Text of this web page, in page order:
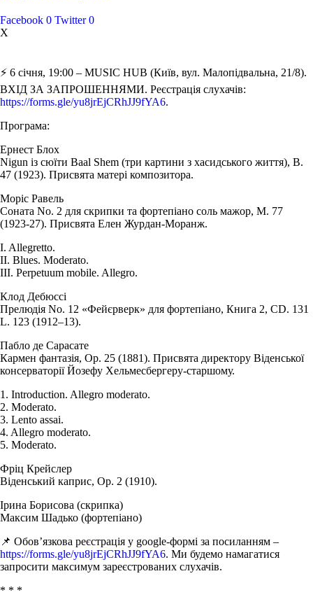
Facebook 0 Twitter 0
X
⚡️ 6 січня, 19:00 – MUSIC HUB (Київ, вул. Малопідвальна, 21/8).
ВХІД ЗА ЗАПРОШЕННЯМИ. Реєстрація слухачів:
https://forms.gle/yu8jrEjCRhJJ9fYA6.
Програма:
Ернест Блох
Nigun із сюїти Baal Shem (три картини з хасидського життя), B.
47 (1923). Присвята матері композитора.
Моріс Равель
Соната No. 2 для скрипки та фортепіано соль мажор, M. 77
(1923-27). Присвята Елен Журдан-Моранж.
I. Allegretto.
II. Blues. Moderato.
III. Perpetuum mobile. Allegro.
Клод Дебюссі
Прелюдія No. 12 «Фейєрверк» для фортепіано, Книга 2, CD. 131
L. 123 (1912–13).
Пабло де Сарасате
Кармен фантазія, Op. 25 (1881). Присвята директору Віденської
консерваторії Йозефу Хельмесбергеру-старшому.
1. Introduction. Allegro moderato.
2. Moderato.
3. Lento assai.
4. Allegro moderato.
5. Moderato.
Фріц Крейслер
Віденський каприс, Op. 2 (1910).
Ірина Борисова (скрипка)
Максим Шадько (фортепіано)
📌 Обов’язкова реєстрація у google-формі за посиланням –
https://forms.gle/yu8jrEjCRhJJ9fYA6. Ми будемо намагатися
запросити максимум зареєстрованих слухачів.
* * *